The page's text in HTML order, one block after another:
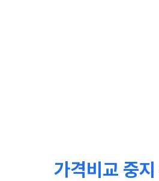
가격비교 중지